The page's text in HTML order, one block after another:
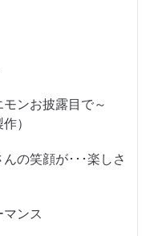
ンお披露目で～
）
の笑顔が･･･楽しさ
ンス